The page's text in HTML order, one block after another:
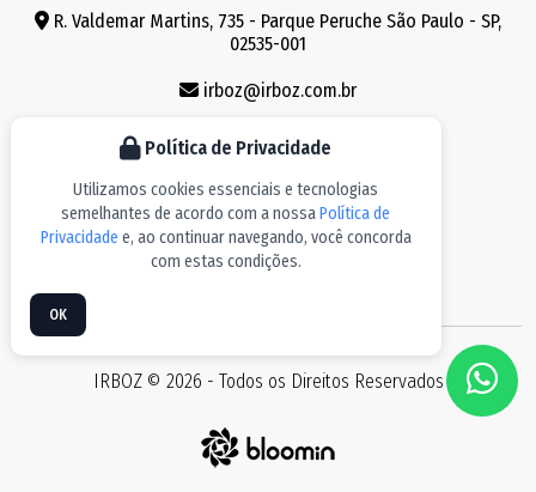
R. Valdemar Martins, 735 - Parque Peruche São Paulo - SP,
02535-001
irboz@irboz.com.br
(11) 3858-8030
(11) 3965-8747
(11) 91247-4991
IRBOZ © 2026 - Todos os Direitos Reservados
Política de Privacidade
Utilizamos cookies essenciais e tecnologias
semelhantes de acordo com a nossaPolítica de
Privacidade e, ao continuar navegando, você concorda
com estas condições.
OK